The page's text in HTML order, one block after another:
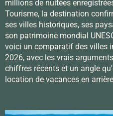
millions de nuitées
Tourisme, la destination
ses villes historiques, ses
son patrimoine mondial
voici un comparatif des villes
2026, avec les vrais
chiffres récents et un angle
location de vacances en